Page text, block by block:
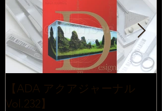
【ADA アクアジャーナル
Vol.232】